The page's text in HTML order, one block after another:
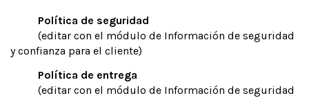
Política de seguridad
(editar con el módulo de Información de seguridad
y confianza para el cliente)
Política de entrega
(editar con el módulo de Información de seguridad